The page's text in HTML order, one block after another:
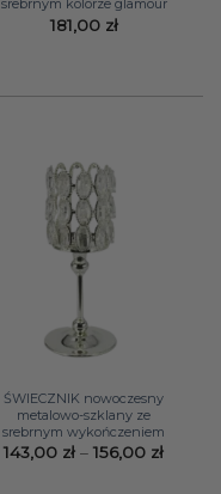
srebrnym kolorze glamour
181,00 zł
ŚWIECZNIK nowoczesny
metalowo-szklany ze
srebrnym wykończeniem
143,00 zł – 156,00 złZakres